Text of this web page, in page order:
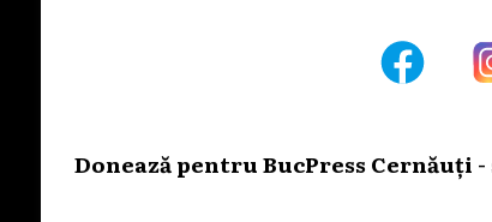
Donează pentru BucPress